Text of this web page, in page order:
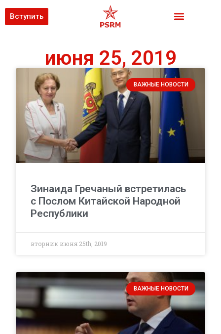
Вступить
июня 25, 2019
ВАЖНЫЕ НОВОСТИ
Зинаида Гречаный встретилась
с Послом Китайской Народной
Республики
вторник июня 25th, 2019
ВАЖНЫЕ НОВОСТИ